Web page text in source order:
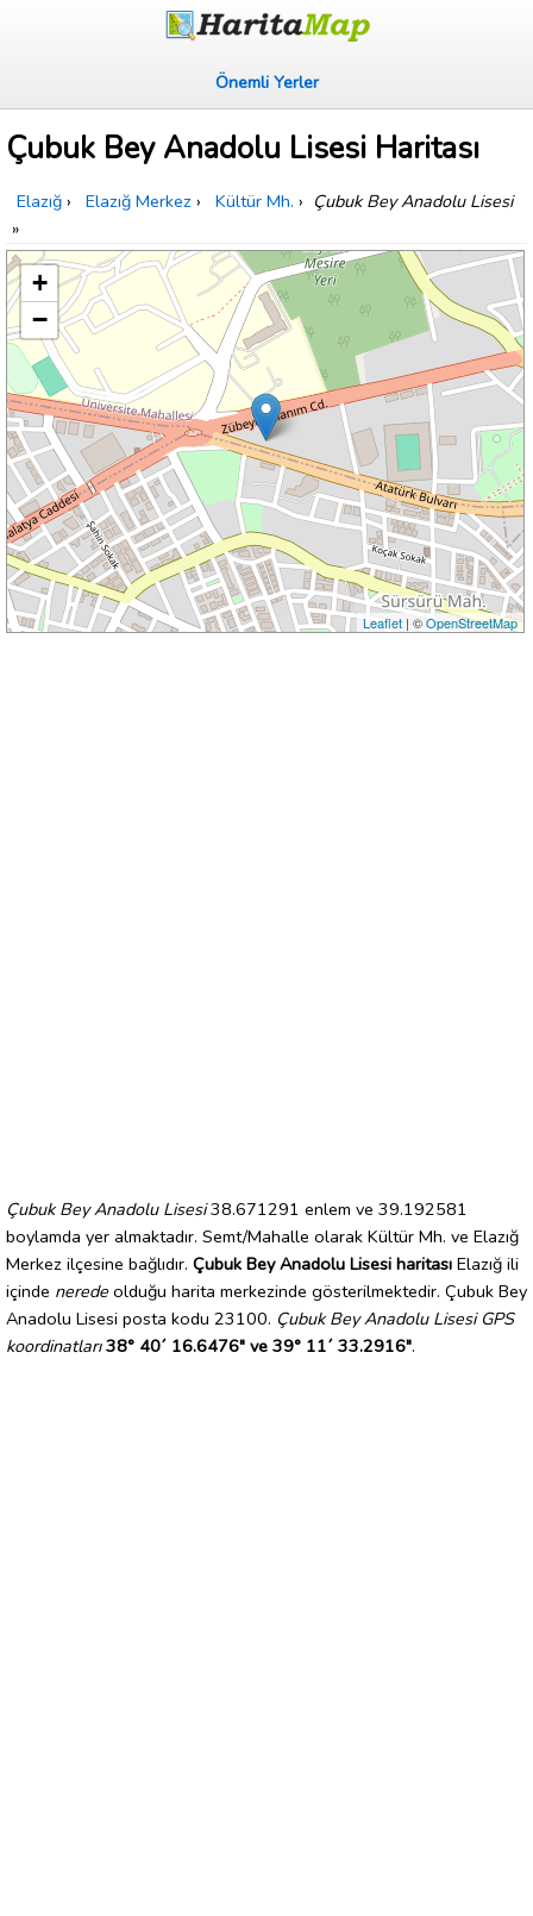
Önemli Yerler
Çubuk Bey Anadolu Lisesi Haritası
Elazığ › Elazığ Merkez › Kültür Mh. › Çubuk Bey Anadolu Lisesi
»
+
−
Leaflet| ©OpenStreetMap
Çubuk Bey Anadolu Lisesi38.671291 enlem ve 39.192581
boylamda yer almaktadır. Semt/Mahalle olarak Kültür Mh. ve Elazığ
Merkez ilçesine bağlıdır. Çubuk Bey Anadolu Lisesi haritası Elazığ ili
içinde nerede olduğu harita merkezinde gösterilmektedir. Çubuk Bey
Anadolu Lisesi posta kodu 23100. Çubuk Bey Anadolu Lisesi GPS
koordinatları 38° 40´ 16.6476" ve 39° 11´ 33.2916".